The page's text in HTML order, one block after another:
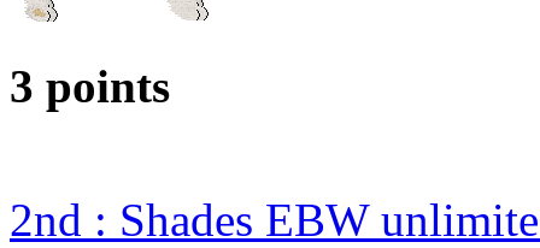
3 points
2nd : Shades EBW